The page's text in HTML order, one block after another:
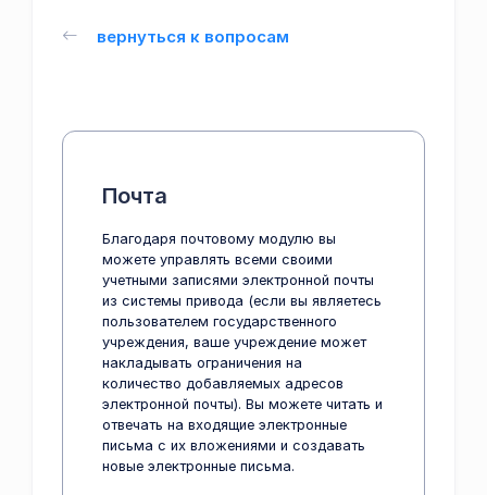
вернуться к вопросам
Почта
Благодаря почтовому модулю вы
можете управлять всеми своими
учетными записями электронной почты
из системы привода (если вы являетесь
пользователем государственного
учреждения, ваше учреждение может
накладывать ограничения на
количество добавляемых адресов
электронной почты). Вы можете читать и
отвечать на входящие электронные
письма с их вложениями и создавать
новые электронные письма.